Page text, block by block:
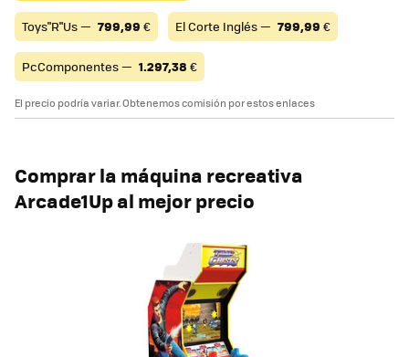
Toys"R"Us — 799,99 € El Corte Inglés — 799,99 €
PcComponentes — 1.297,38 €
El precio podría variar. Obtenemos comisión por estos enlaces
Comprar la máquina recreativa
Arcade1Up al mejor precio